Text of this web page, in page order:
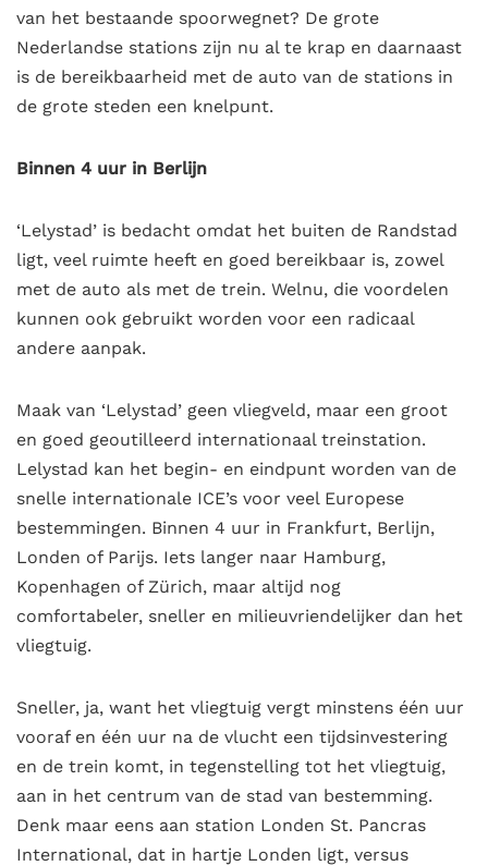
van het bestaande spoorwegnet? De grote
Nederlandse stations zijn nu al te krap en daarnaast
is de bereikbaarheid met de auto van de stations in
de grote steden een knelpunt.
Binnen 4 uur in Berlijn
‘Lelystad’ is bedacht omdat het buiten de Randstad
ligt, veel ruimte heeft en goed bereikbaar is, zowel
met de auto als met de trein. Welnu, die voordelen
kunnen ook gebruikt worden voor een radicaal
andere aanpak.
Maak van ‘Lelystad’ geen vliegveld, maar een groot
en goed geoutilleerd internationaal treinstation.
Lelystad kan het begin- en eindpunt worden van de
snelle internationale ICE’s voor veel Europese
bestemmingen. Binnen 4 uur in Frankfurt, Berlijn,
Londen of Parijs. Iets langer naar Hamburg,
Kopenhagen of Zürich, maar altijd nog
comfortabeler, sneller en milieuvriendelijker dan het
vliegtuig.
Sneller, ja, want het vliegtuig vergt minstens één uur
vooraf en één uur na de vlucht een tijdsinvestering
en de trein komt, in tegenstelling tot het vliegtuig,
aan in het centrum van de stad van bestemming.
Denk maar eens aan station Londen St. Pancras
International, dat in hartje Londen ligt, versus